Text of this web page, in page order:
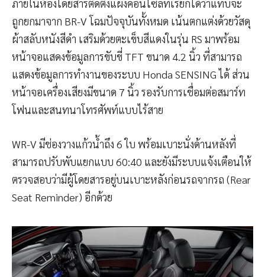
ภายในห้องโดยสารติดตั้งแผงคอนโซลที่เรียกได้ว่าแทบจะ
ถูกยกมาจาก BR-V โฉมปัจจุบันทั้งหมด เน้นตกแต่งด้วยวัสดุ
ผ้าสลับหนังสีดำ เสริมด้วยตะเข็บสีแดงในรุ่น RS มาพร้อม
หน้าจอแสดงข้อมูลการขับขี่ TFT ขนาด 4.2 นิ้ว ที่สามารถ
แสดงข้อมูลการทำงานของระบบ Honda SENSING ได้ ส่วน
หน้าจอเครื่องเสียงมีขนาด 7 นิ้ว รองรับการเชื่อมต่อสมาร์ท
โฟนและสนทนาโทรศัพท์แบบไร้สาย
WR-V มีช่องวางแก้วน้ำถึง 6 ใบ พร้อมเบาะนั่งด้านหลังที่
สามารถปรับพับแยกแบบ 60:40 และยังมีระบบแจ้งเตือนให้
ตรวจสอบว่ามีผู้โดยสารอยู่บนเบาะหลังก่อนรถจากรถ (Rear
Seat Reminder) อีกด้วย